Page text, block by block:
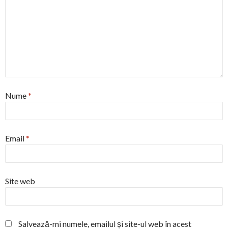
Nume*
Email*
Site web
Salvează-mi numele, emailul și site-ul web în acest